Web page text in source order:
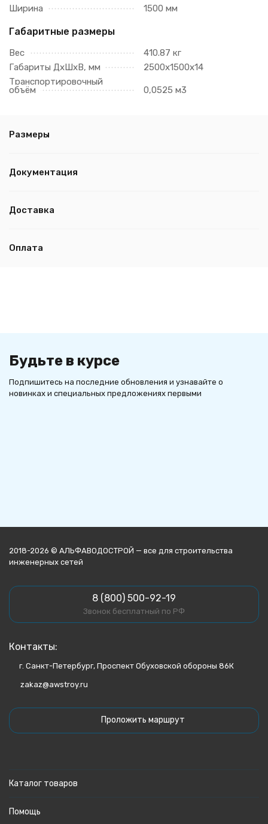
Ширина
1500 мм
Габаритные размеры
Вес
410.87 кг
Габариты ДхШхВ, мм
2500х1500х14
Транспортировочный
объём 0,0525 м3
Размеры
Документация
Доставка
Оплата
Будьте в курсе
Подпишитесь на последние обновления и узнавайте о
новинках и специальных предложениях первыми
2018-2026 © АЛЬФАВОДОСТРОЙ — все для строительства
инженерных сетей
8 (800) 500-92-19
Звонок бесплатный по РФ
Контакты:
г. Санкт-Петербург, Проспект Обуховской обороны 86К
zakaz@awstroy.ru
Проложить маршрут
Каталог товаров
Помощь